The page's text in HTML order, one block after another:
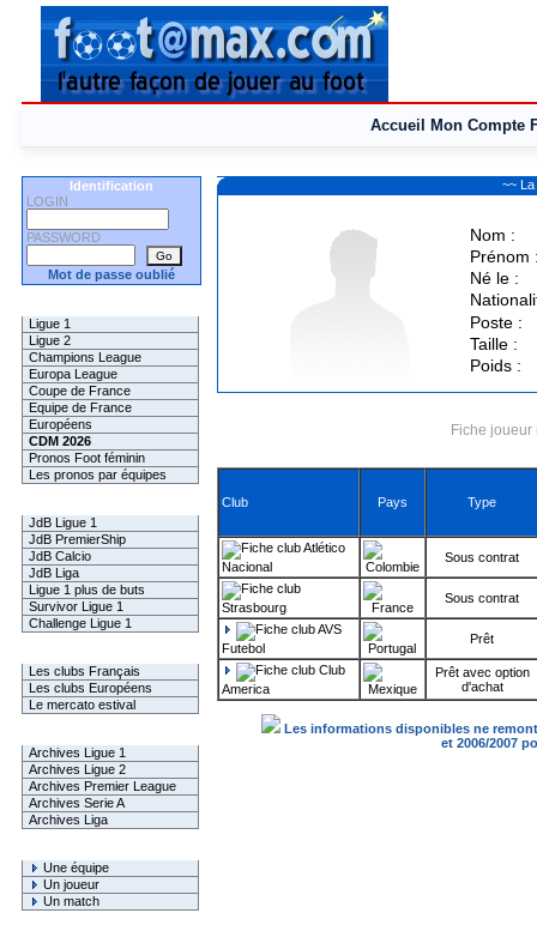
Accueil Mon Compte
Identification
LOGIN
PASSWORD
Mot de passe oublié
Ligue 1
Ligue 2
Champions League
Europa League
Coupe de France
Equipe de France
Européens
CDM 2026
Pronos Foot féminin
Les pronos par équipes
JdB Ligue 1
JdB PremierShip
JdB Calcio
JdB Liga
Ligue 1 plus de buts
Survivor Ligue 1
Challenge Ligue 1
Les clubs Français
Les clubs Européens
Le mercato estival
Archives Ligue 1
Archives Ligue 2
Archives Premier League
Archives Serie A
Archives Liga
Une équipe
Un joueur
Un match
~~
Nom :
Prénom
Né le :
Poste :
Taille :
Poids :
Fiche
Club Pays Type
Atlético
Nacional
Sous contrat
Strasbourg
Sous contrat
AVS
Futebol
Prêt
Club
America
Prêt avec option
d'achat
Les informations disponibles ne
et 2006/2007